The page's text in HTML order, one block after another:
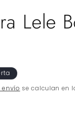
Lele
se calculan en